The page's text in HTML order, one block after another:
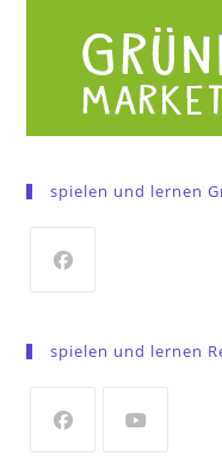
spielen und lernen
a
tab
spielen und lernen